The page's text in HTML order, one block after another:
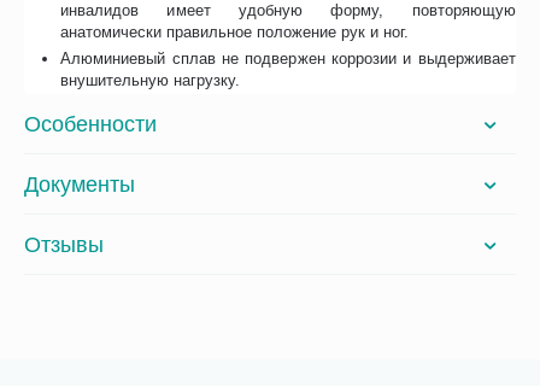
инвалидов имеет удобную форму, повторяющую
анатомически правильное положение рук и ног.
Алюминиевый сплав не подвержен коррозии и выдерживает
внушительную нагрузку.
Особенности
Документы
Отзывы